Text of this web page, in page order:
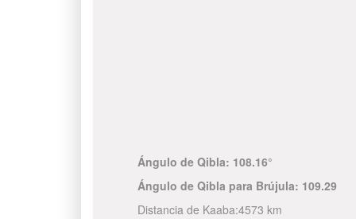
Ángulo de Qibla: 108.16°
Ángulo de Qibla para Brújula: 109.29
Distancia de Kaaba:4573 km